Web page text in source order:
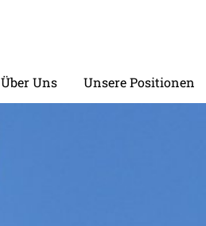
Über Uns Unsere Positionen